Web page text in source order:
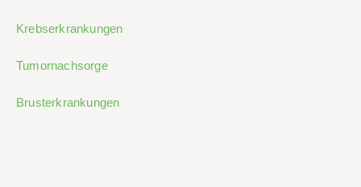
Krebserkrankungen
Tumornachsorge
Brusterkrankungen